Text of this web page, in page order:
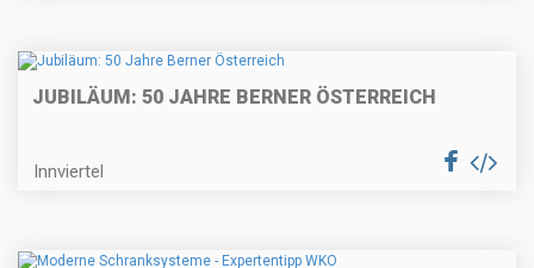
JUBILÄUM: 50 JAHRE BERNER ÖSTERREICH
Innviertel